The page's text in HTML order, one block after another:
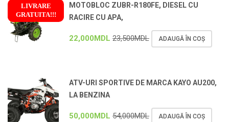
LIVRARE
GRATUITA!!!
!
MOTOBLOC ZUBR-R180FE, DIESEL CU
RACIRE CU APA,
22,000MDL 23,500MDL ADAUGĂ ÎN COȘ
ATV-URI SPORTIVE DE MARCA KAYO AU200,
LA BENZINA
50,000MDL 54,000MDL ADAUGĂ ÎN COȘ